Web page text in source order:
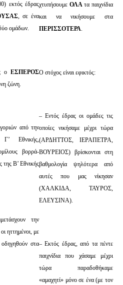
εκτός έδρας
, σε ένα
ομάδων.
ο ΕΣΠΕΡΟΣ
ζώνη.
από την
Γ’ Εθνικής,
βορρά-
της Β’ Εθνικής
την
ηττημένοι, με
στα
χτυπήσουμε ΟΛΑτα παιχνίδια
και να νικήσουμε στα
ΠΕΡΙΣΣΟΤΕΡΑ.
Ο στόχος είναι εφικτός:
– Εντός έδρας οι ομάδες τις
οποίες νικήσαμε μέχρι τώρα
(ΑΡΔΗΤΤΟΣ, ΙΕΡΑΠΕΤΡΑ,
ΒΟΥΡΕΙΟΣ) βρίσκονται στη
βαθμολογία ψηλότερα από
αυτές που μας νίκησαν
(ΧΑΛΚΙΔΑ, ΤΑΥΡΟΣ,
ΕΛΕΥΣΙΝΑ).
– Εκτός έδρας, από τα πέντε
παιχνίδια που χάσαμε μέχρι
τώρα παραδοθήκαμε
«αμαχητί» μόνο σε ένα (με τον